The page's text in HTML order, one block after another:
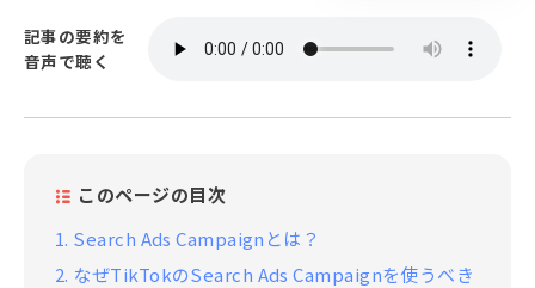
記事の要約を
音声で聴く
このページの目次
1. Search Ads Campaignとは？
2. なぜTikTokのSearch Ads Campaignを使うべき